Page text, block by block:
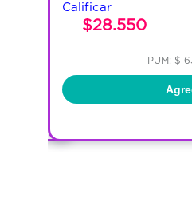
Calificar
$28.550
PUM: $